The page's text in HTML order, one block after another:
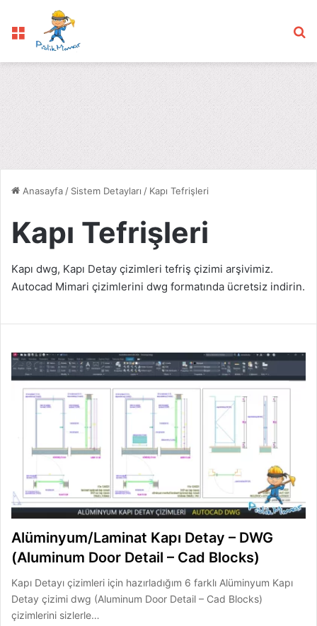
Menü
Anasayfa / Sistem Detayları / Kapı Tefrişleri
Kapı Tefrişleri
Kapı dwg, Kapı Detay çizimleri tefriş çizimi arşivimiz.
Autocad Mimari çizimlerini dwg formatında ücretsiz indirin.
Alüminyum/Laminat Kapı Detay – DWG
(Aluminum Door Detail – Cad Blocks)
Kapı Detayı çizimleri için hazırladığım 6 farklı Alüminyum Kapı
Detay çizimi dwg (Aluminum Door Detail – Cad Blocks)
çizimlerini sizlerle…